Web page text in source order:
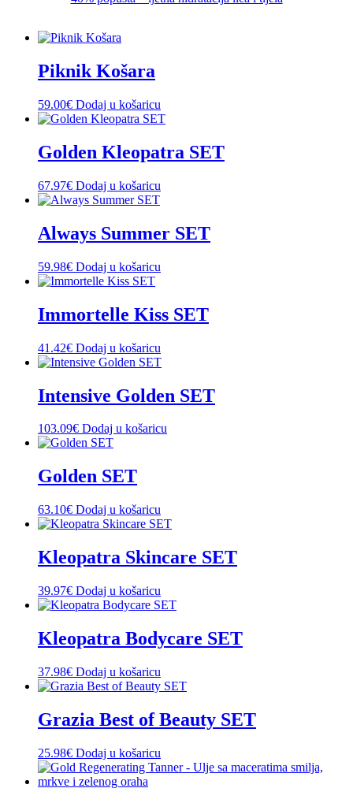
Piknik Košara
59.00€ Dodaj u košaricu
Golden Kleopatra SET
67.97€ Dodaj u košaricu
Always Summer SET
59.98€ Dodaj u košaricu
Immortelle Kiss SET
41.42€ Dodaj u košaricu
Intensive Golden SET
103.09€ Dodaj u košaricu
Golden SET
63.10€ Dodaj u košaricu
Kleopatra Skincare SET
39.97€ Dodaj u košaricu
Kleopatra Bodycare SET
37.98€ Dodaj u košaricu
Grazia Best of Beauty SET
25.98€ Dodaj u košaricu